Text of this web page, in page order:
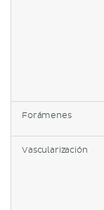
Forámenes
Vascularización